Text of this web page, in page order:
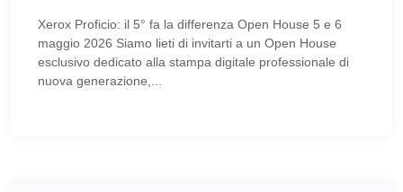
Xerox Proficio: il 5° fa la differenza Open House 5 e 6
maggio 2026 Siamo lieti di invitarti a un Open House
esclusivo dedicato alla stampa digitale professionale di
nuova generazione,...